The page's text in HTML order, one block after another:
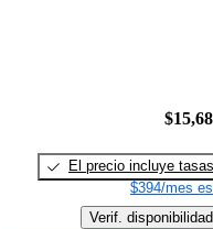
El precio incluye tasas
$394/mes
Verif. disponibilidad